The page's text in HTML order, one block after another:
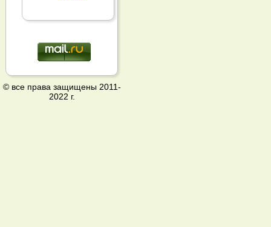
© все права защищены 2011-
2022 г.